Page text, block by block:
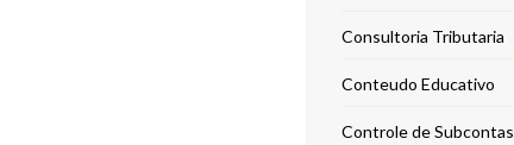
Consultoria Tributaria
Conteudo Educativo
Controle de Subcontas